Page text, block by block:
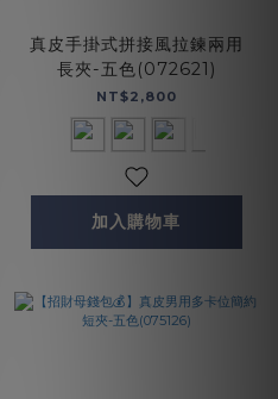
真皮手掛式拼接風拉鍊兩用
長夾-五色(072621)
NT$2,800
加入購物車